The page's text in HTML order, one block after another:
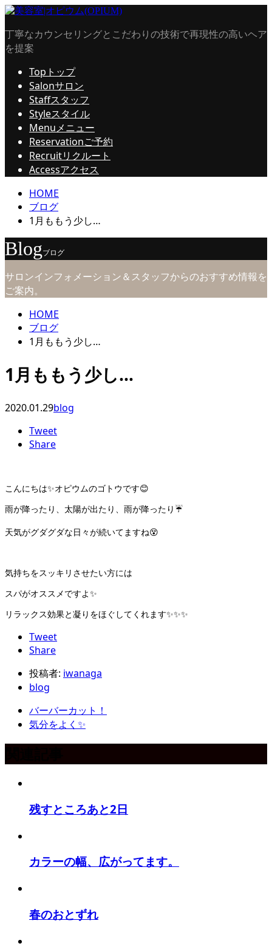
丁寧なカウンセリングとこだわりの技術で再現性の高いヘア
を提案
Top トップ
Salonサロン
Staffスタッフ
Styleスタイル
Menuメニュー
Reservationご予約
Recruitリクルート
Accessアクセス
HOME
ブログ
1月ももう少し…
Blogブログ
サロンインフォメーション＆スタッフからのおすすめ情報を
ご案内。
HOME
ブログ
1月ももう少し…
1月ももう少し…
2020.01.29blog
Tweet
Share
こんにちは✨オピウムのゴトウです😊
雨が降ったり、太陽が出たり、雨が降ったり☔️
天気がグダグダな日々が続いてますね😵
気持ちをスッキリさせたい方には
スパがオススメですよ✨
リラックス効果と凝りをほぐしてくれます✨✨✨
Tweet
Share
投稿者: iwanaga
blog
バーバーカット！
気分をよく✨
残すところあと2日
カラーの幅、広がってます。
春のおとずれ